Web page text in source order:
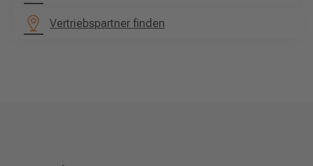
Vertriebspartner finden